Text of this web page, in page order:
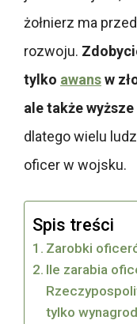
żołnierz ma
rozwoju.
tylko awansw
ale także
dlatego wielu
oficer w wojsku.
Spis treści
Zarobki
Ile zarabia
tylko